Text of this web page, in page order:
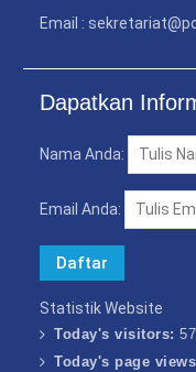
Email :
Dapatkan
Nama Anda:
Email Anda:
Statistik Website
Today's visitors:57
Today's page